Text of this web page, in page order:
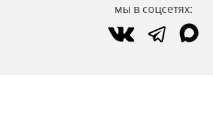
мы в соцсетях: